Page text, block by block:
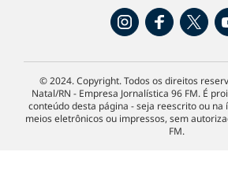
© 2024. Copyright. Todos os direitos
Natal/RN - Empresa Jornalística 96 FM. É
conteúdo desta página - seja reescrito ou
meios eletrônicos ou impressos, sem
FM.